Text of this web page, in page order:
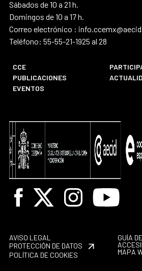
Sábados de 10 a 21 h.
Domingos de 10 a 17 h.
Correo electrónico :
Teléfono: 55-55-21-1925 al 28
CCE
PUBLICACIONES
EVENTOS
Facebook
X InstagramYoutube
AVISO LEGAL
PROTECCIÓN DE DATOS
POLÍTICA DE COOKIES
GUÍA
MAPA